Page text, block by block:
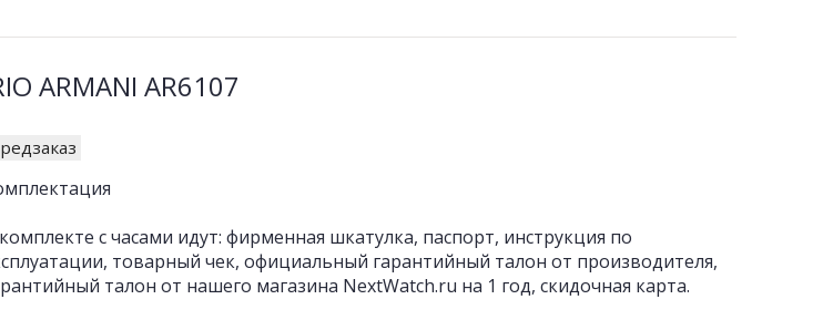
ARMANI AR6107
с часами идут: фирменная шкатулка, паспорт, инструкция по
товарный чек, официальный гарантийный талон от производителя,
талон от нашего магазина NextWatch.ru на 1 год, скидочная карта.